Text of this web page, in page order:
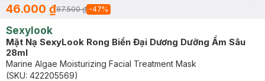
46.000 ₫87.500 ₫ -47%
Sexylook
Mặt Nạ SexyLook Rong Biển Đại Dương Dưỡng Ẩm Sâu
28ml
Marine Algae Moisturizing Facial Treatment Mask
(SKU: 422205569)